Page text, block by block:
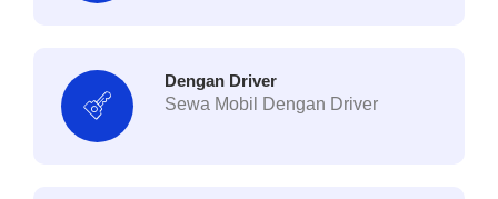
Dengan Driver
Sewa Mobil Dengan Driver